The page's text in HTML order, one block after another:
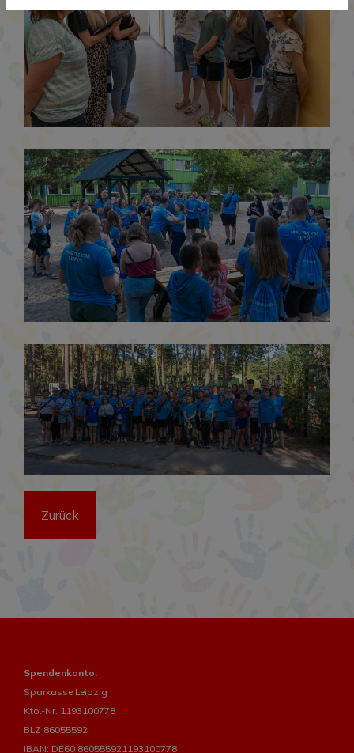
Zurück
Spendenkonto:
Sparkasse Leipzig
Kto.-Nr. 1193100778
BLZ 86055592
IBAN: DE60 860555921193100778